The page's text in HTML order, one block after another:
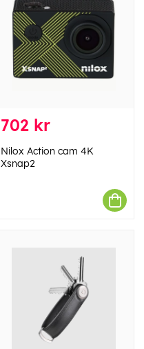
702 kr
Nilox Action cam 4K
Xsnap2